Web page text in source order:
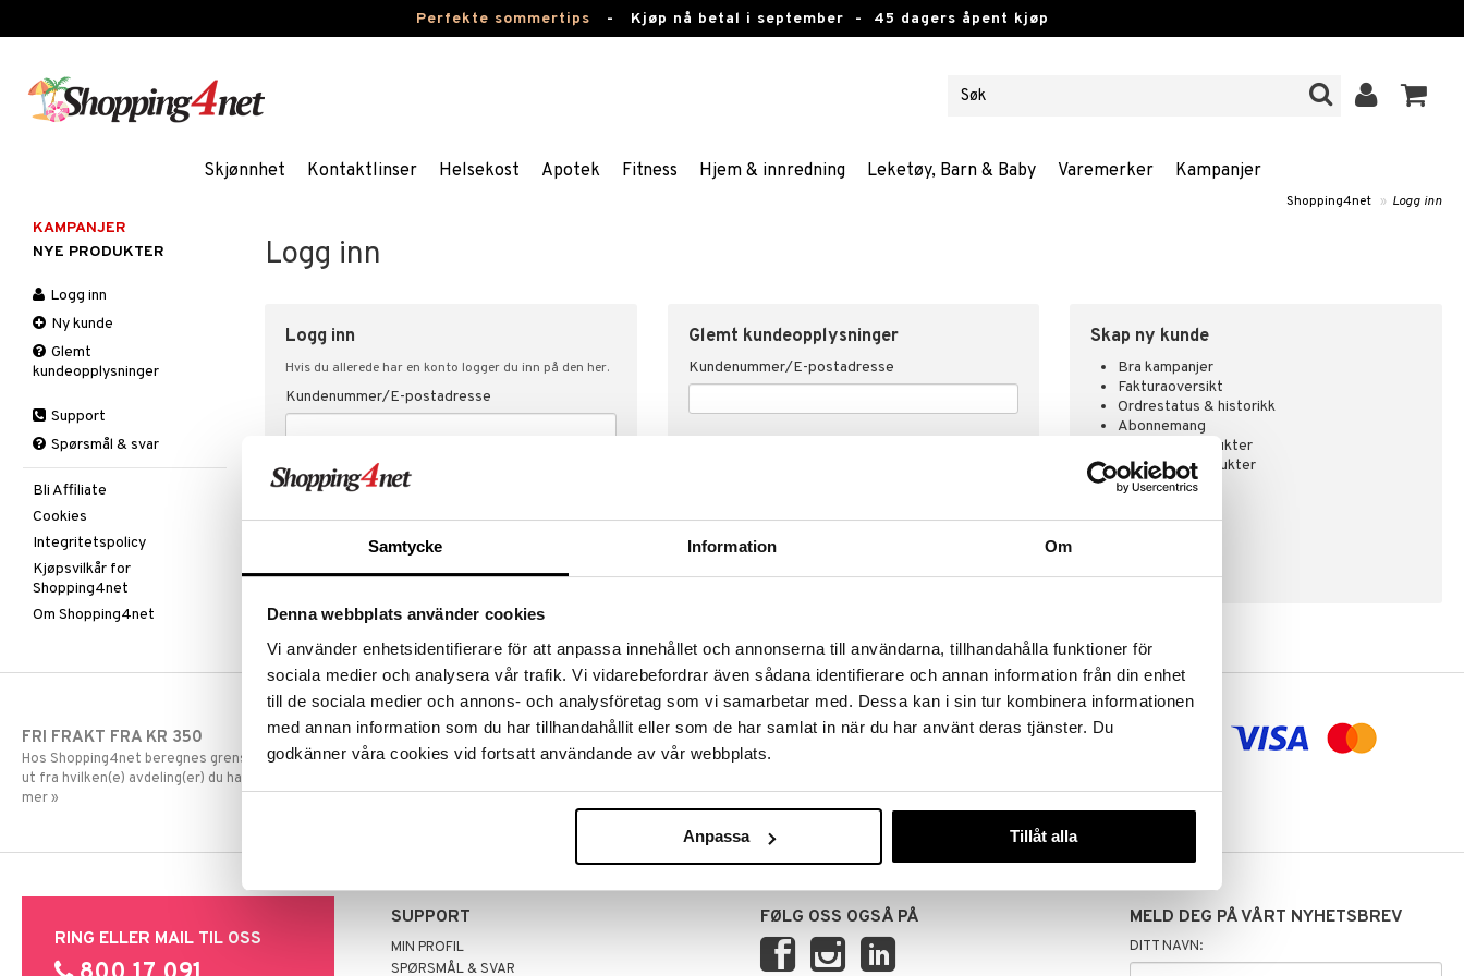
Samtycke Information Om
Denna webbplats använder cookies
Vi använder enhetsidentifierare för att anpassa innehållet och annonserna till användarna, tillhandahålla funktioner för
sociala medier och analysera vår trafik. Vi vidarebefordrar även sådana identifierare och annan information från din enhet
till de sociala medier och annons- och analysföretag som vi samarbetar med. Dessa kan i sin tur kombinera informationen
med annan information som du har tillhandahållit eller som de har samlat in när du har använt deras tjänster. Du
godkänner våra cookies vid fortsatt användande av vår webbplats.
Anpassa Tillåt alla
Perfekte sommertips - Kjøp nå betal i september - 45 dagers åpent kjøp
Skjønnhet Kontaktlinser Helsekost Apotek Fitness Hjem & innredning Leketøy, Barn & Baby Varemerker Kampanjer
Shopping4net » Logg inn
Logg inn
Logg inn
Hvis du allerede har en konto logger du inn på den her.
Kundenummer/E-postadresse
Passord
Glemt kundeopplysninger
Kundenummer/E-postadresse
Skap ny kunde
Bra kampanjer
Fakturaoversikt
Ordrestatus & historikk
Abonnemang
Overvåke produkter
Analysere produkter
Ønskelister
KAMPANJER
NYE PRODUKTER
Logg inn
Ny kunde
Glemt
kundeopplysninger
Support
Spørsmål & svar
Bli Affiliate
Cookies
Integritetspolicy
Kjøpsvilkår for
Shopping4net
Om Shopping4net
FRI FRAKT FRA KR 350
Hos Shopping4net beregnes grensen for fri frakt
ut fra hvilken(e) avdeling(er) du handler fra. Les
mer »
RASKE LEVERANSER
Order lagt før 14.00 sendes normalt ut samme
TRYGGE KJØP
ved faktura, kontokort, direktebetaling og
RING ELLER MAIL TIL OSS
SUPPORT
MIN PROFIL
SPØRSMÅL & SVAR
FØLG OSS OGSÅ PÅ MELD DEG PÅ VÅRT NYHETSBREV
DITT NAVN: